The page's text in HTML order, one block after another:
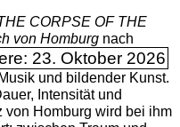
CORPSE OF THE
von Homburgnach
23. Oktober 2026
und bildender Kunst.
Intensität und
von Homburg wird bei ihm